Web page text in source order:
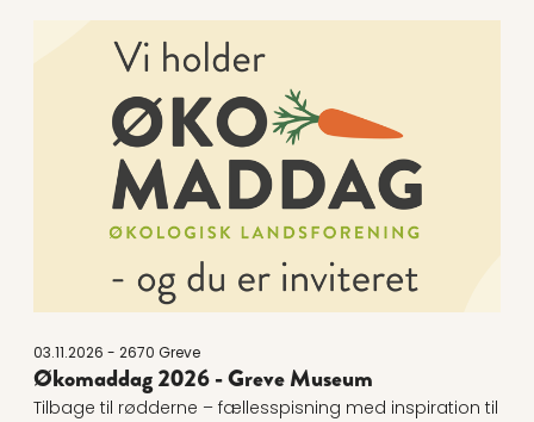
03.11.2026 - 2670 Greve
Økomaddag 2026 - Greve Museum
Tilbage til rødderne – fællesspisning med inspiration til